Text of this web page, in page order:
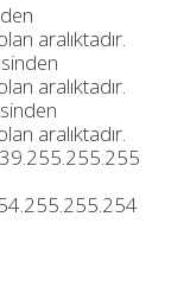
aralıktadır.
aralıktadır.
aralıktadır.